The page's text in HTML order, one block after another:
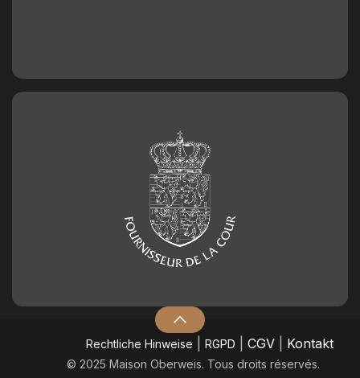
​Rechtliche Hinweise RGPD CGV| Kontakt
© 2025 Maison Oberweis. Tous droits réservés.